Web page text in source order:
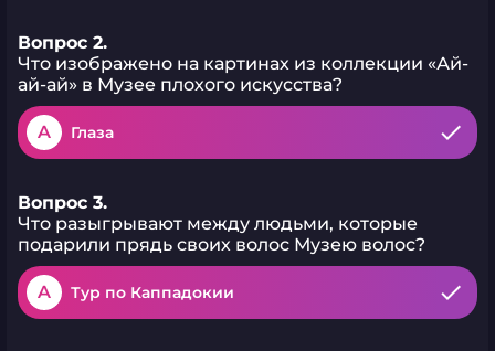
Вопрос 2.
Что изображено на картинах из коллекции «Ай-
ай-ай» в Музее плохого искусства?
A Глаза
Вопрос 3.
Что разыгрывают между людьми, которые
подарили прядь своих волос Музею волос?
A Тур по Каппадокии